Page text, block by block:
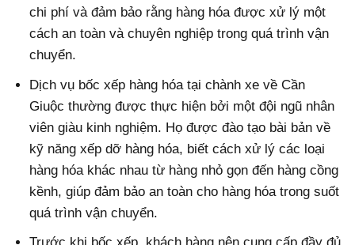
chi phí và đảm bảo rằng hàng hóa được xử lý một
cách an toàn và chuyên nghiệp trong quá trình vận
chuyển.
Dịch vụ bốc xếp hàng hóa tại chành xe về Cần
Giuộc thường được thực hiện bởi một đội ngũ nhân
viên giàu kinh nghiệm. Họ được đào tạo bài bản về
kỹ năng xếp dỡ hàng hóa, biết cách xử lý các loại
hàng hóa khác nhau từ hàng nhỏ gọn đến hàng cồng
kềnh, giúp đảm bảo an toàn cho hàng hóa trong suốt
quá trình vận chuyển.